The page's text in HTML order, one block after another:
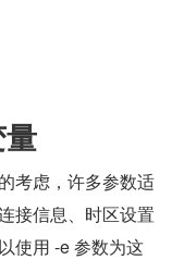
考虑，许多参数适
接信息、时区设置
使用 -e 参数为这